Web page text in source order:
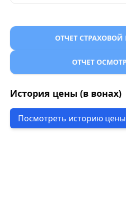
ОТЧЕТ
ОТЧЕТ
История цены (в вонах)
Посмотреть историю цены